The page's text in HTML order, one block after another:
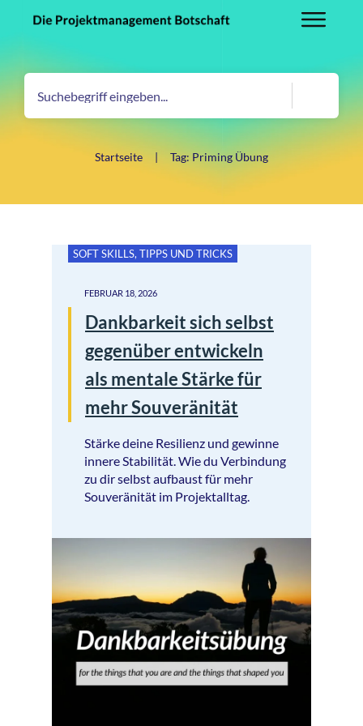
Startseite | Tag: Priming Übung
SOFT SKILLS, TIPPS UND TRICKS
FEBRUAR 18, 2026
Dankbarkeit sich selbst
gegenüber entwickeln
als mentale Stärke für
mehr Souveränität
Stärke deine Resilienz und gewinne
innere Stabilität. Wie du Verbindung
zu dir selbst aufbaust für mehr
Souveränität im Projektalltag.